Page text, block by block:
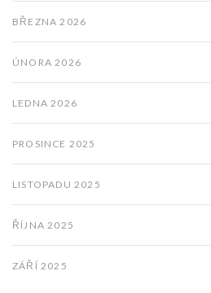
BŘEZNA 2026
ÚNORA 2026
LEDNA 2026
PROSINCE 2025
LISTOPADU 2025
ŘÍJNA 2025
ZÁŘÍ 2025